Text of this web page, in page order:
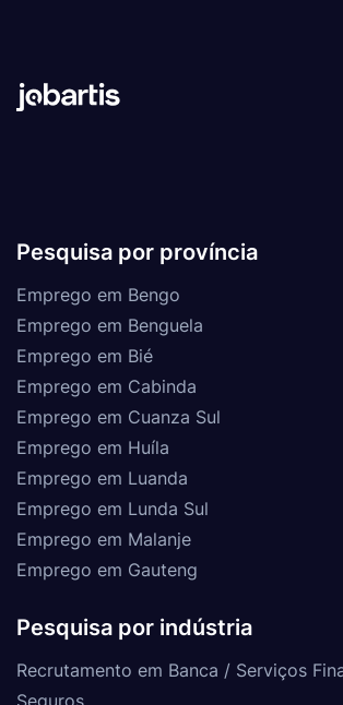
Pesquisa por província
Emprego em Bengo
Emprego em Benguela
Emprego em Bié
Emprego em Cabinda
Emprego em Cuanza Sul
Emprego em Huíla
Emprego em Luanda
Emprego em Lunda Sul
Emprego em Malanje
Emprego em Gauteng
Pesquisa por indústria
Recrutamento em Banca / Serviços
Seguros